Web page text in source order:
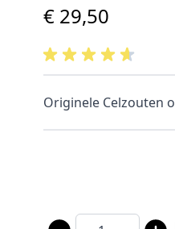
€ 29,50
Originele Celzouten